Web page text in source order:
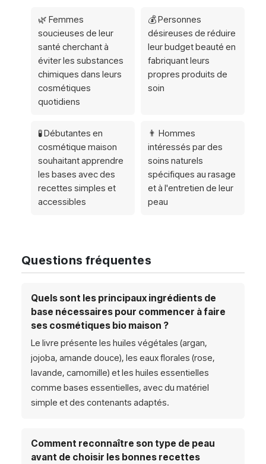
🌿 Femmes
soucieuses de leur
santé cherchant à
éviter les substances
chimiques dans leurs
cosmétiques
quotidiens
💰 Personnes
désireuses de réduire
leur budget beauté en
fabriquant leurs
propres produits de
soin
🧪 Débutantes en
cosmétique maison
souhaitant apprendre
les bases avec des
recettes simples et
accessibles
👨 Hommes
intéressés par des
soins naturels
spécifiques au rasage
et à l'entretien de leur
peau
Questions fréquentes
Quels sont les principaux ingrédients de
base nécessaires pour commencer à faire
ses cosmétiques bio maison ?
Le livre présente les huiles végétales (argan,
jojoba, amande douce), les eaux florales (rose,
lavande, camomille) et les huiles essentielles
comme bases essentielles, avec du matériel
simple et des contenants adaptés.
Comment reconnaître son type de peau
avant de choisir les bonnes recettes